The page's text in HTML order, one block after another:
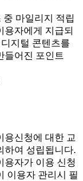
마일리지 적립
용자에게 지급되
지털 콘텐츠를
들어진 포인트
신청에 대한 교
하여 성립됩니다.
자가 이용 신청
이용자 관리시 필